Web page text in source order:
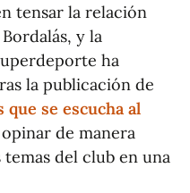
tensar la relación
y la
ha
la publicación de
que se escucha al
de manera
del club en una